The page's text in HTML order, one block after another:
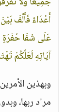
أَعْدَاءً فَأَلَّفَ
عَلَى شَفَا حُفْرَةٍ
آيَاتِهِ لَعَلَّكُمْ
وبهذين
مراد ربها،